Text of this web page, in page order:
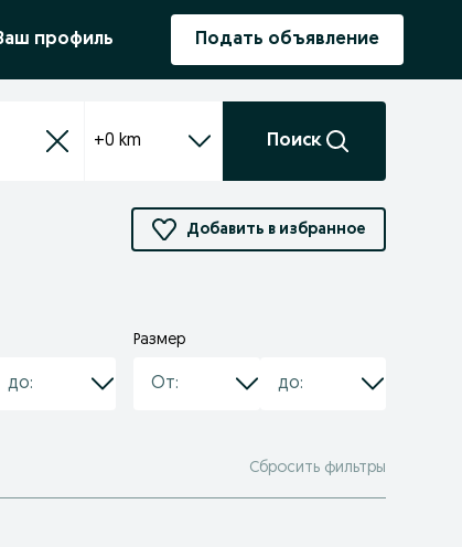
профиль Подать объявление
+0 km Поиск
Добавить в избранное
Размер
Сбросить фильтры